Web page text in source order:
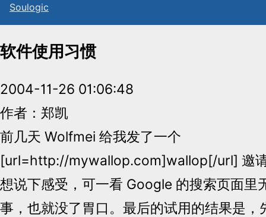
Soulogic
软件使用习惯
2004-11-26 01:06:48
作者：郑凯
前几天 Wolfmei 给我发了一个
[url=http://mywallop.com]wallop[/url] 邀
想说下感受，可一看 Google 的搜索页面里
事，也就没了胃口。最后的试用的结果是，